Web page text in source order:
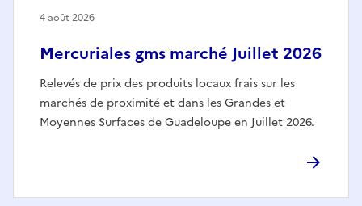
Mercuriales gms marché Juillet 2026
Relevés de prix des produits locaux frais sur les
marchés de proximité et dans les Grandes et
Moyennes Surfaces de Guadeloupe en Juillet 2026.
4 août 2026